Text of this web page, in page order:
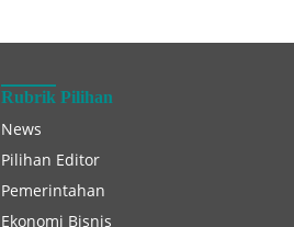
Rubrik Pilihan
News
Pilihan Editor
Pemerintahan
Ekonomi Bisnis